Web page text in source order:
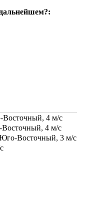
Восточный, 4 м/с
Восточный, 4 м/с
Юго-Восточный, 3 м/с